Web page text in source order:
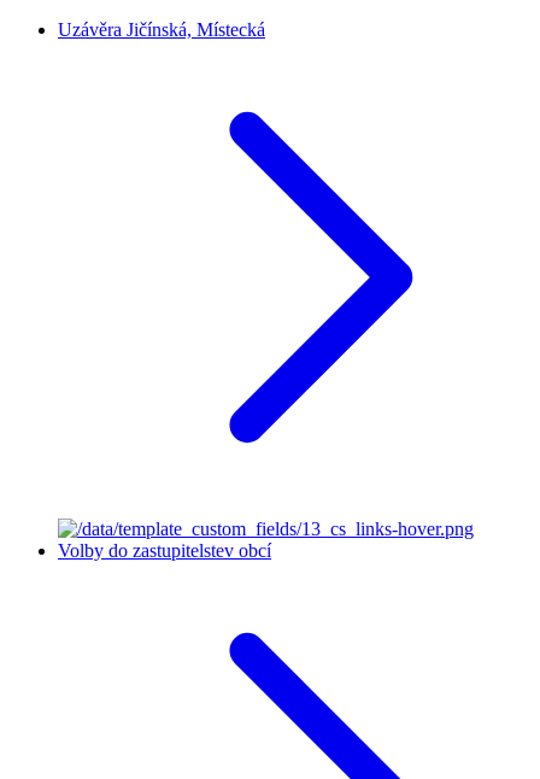
Uzávěra Jičínská, Místecká
Volby do zastupitelstev obcí